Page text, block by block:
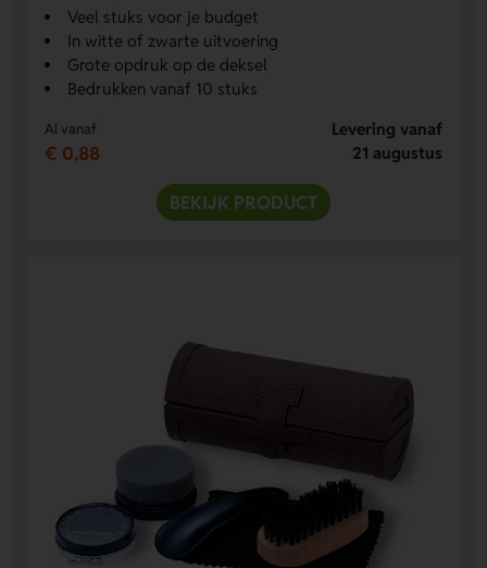
Veel stuks voor je budget
In witte of zwarte uitvoering
Grote opdruk op de deksel
Bedrukken vanaf 10 stuks
Al vanaf
€ 0,88
Levering vanaf
21 augustus
BEKIJK PRODUCT